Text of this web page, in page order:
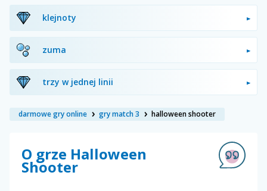
klejnoty
zuma
trzy w jednej linii
darmowe gry online gry match 3 halloween shooter
O grze Halloween
Shooter